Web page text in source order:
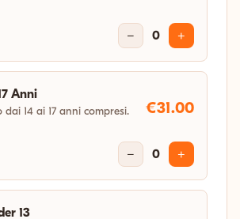
− 0 +
Anni
14 ai 17 anni compresi. €31.00
− 0 +
13